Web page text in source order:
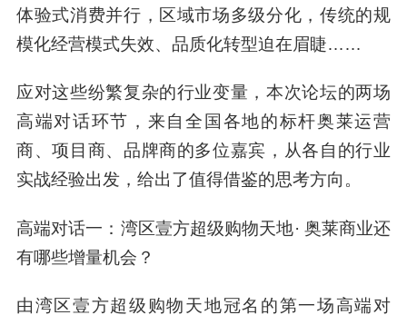
体验式消费并行，区域市场多级分化，传统的规
模化经营模式失效、品质化转型迫在眉睫……
应对这些纷繁复杂的行业变量，本次论坛的两场
高端对话环节，来自全国各地的标杆奥莱运营
商、项目商、品牌商的多位嘉宾，从各自的行业
实战经验出发，给出了值得借鉴的思考方向。
高端对话一：湾区壹方超级购物天地· 奥莱商业还
有哪些增量机会？
由湾区壹方超级购物天地冠名的第一场高端对